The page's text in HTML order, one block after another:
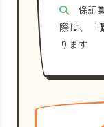
保証
際は、
ります